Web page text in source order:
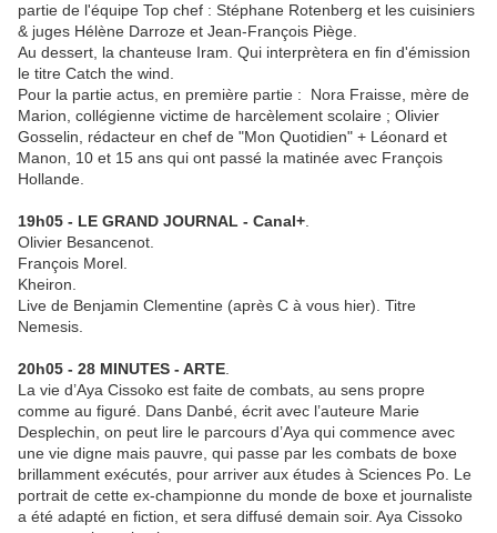
partie de l'équipe Top chef : Stéphane Rotenberg et les cuisiniers
& juges Hélène Darroze et Jean-François Piège.
Au dessert, la chanteuse Iram. Qui interprètera en fin d'émission
le titre Catch the wind.
Pour la partie actus, en première partie : Nora Fraisse, mère de
Marion, collégienne victime de harcèlement scolaire ; Olivier
Gosselin, rédacteur en chef de "Mon Quotidien" + Léonard et
Manon, 10 et 15 ans qui ont passé la matinée avec François
Hollande.
19h05 - LE GRAND JOURNAL - Canal+
Olivier Besancenot.
François Morel.
Kheiron.
Live de Benjamin Clementine (après C à vous hier). Titre
Nemesis.
20h05 - 28 MINUTES - ARTE
La vie d’Aya Cissoko est faite de combats, au sens propre
comme au figuré. Dans Danbé, écrit avec l’auteure Marie
Desplechin, on peut lire le parcours d’Aya qui commence avec
une vie digne mais pauvre, qui passe par les combats de boxe
brillamment exécutés, pour arriver aux études à Sciences Po. Le
portrait de cette ex-championne du monde de boxe et journaliste
a été adapté en fiction, et sera diffusé demain soir. Aya Cissoko